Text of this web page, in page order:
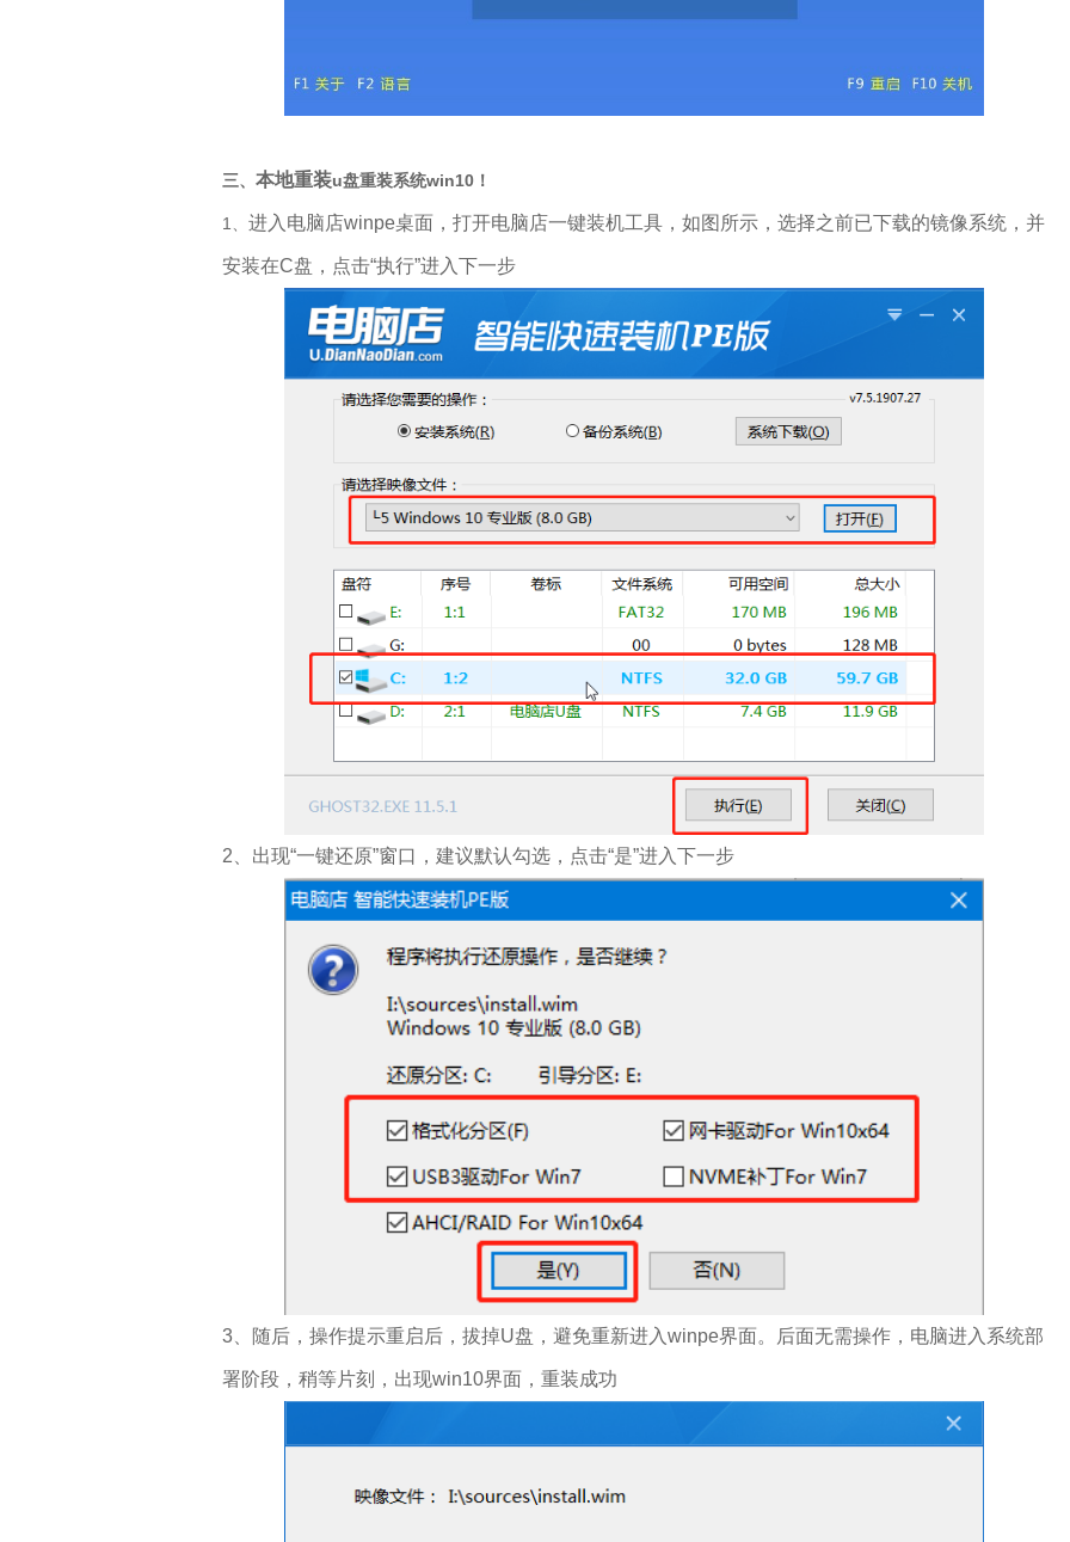
三、 本地重装u盘重装系统win10！
1、 进入电脑店winpe桌面，打开电脑店一键装机工具，如图所示，选择之前已下载的镜像系统，并
安装在C盘，点击“执行”进入下一步
2、出现“一键还原”窗口，建议默认勾选，点击“是”进入下一步
3、随后，操作提示重启后，拔掉U盘，避免重新进入winpe界面。后面无需操作，电脑进入系统部
署阶段，稍等片刻，出现win10界面，重装成功